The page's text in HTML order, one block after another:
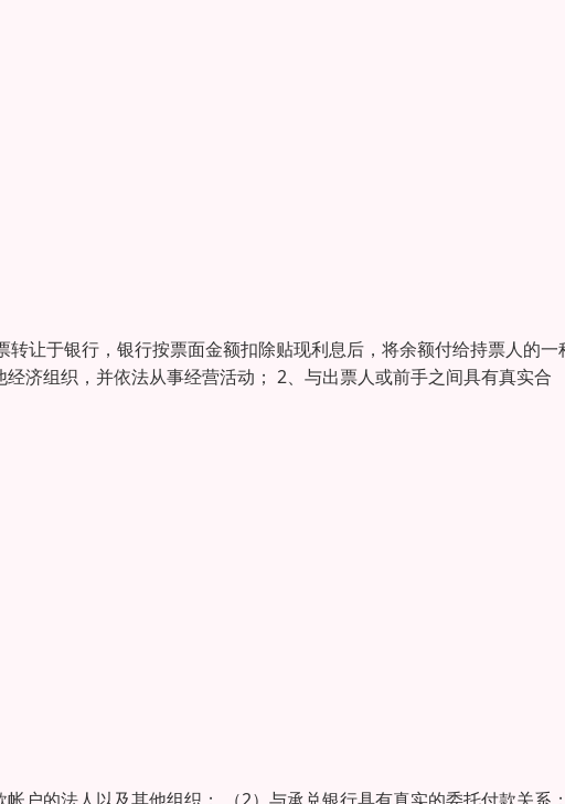
让于银行，银行按票面金额扣除贴现利息后，将余额付给持票人的一
济组织，并依法从事经营活动； 2、与出票人或前手之间具有真实合